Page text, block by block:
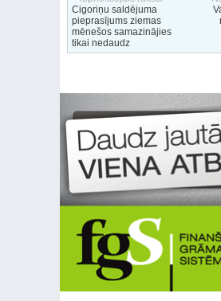
Cigoriņu saldējuma
pieprasījums ziemas
mēnešos samazinājies
tikai nedaudz